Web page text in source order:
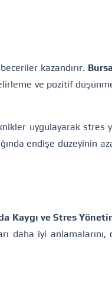
kazandırır.
ve pozitif
uygulayarak stres
endişe düzeyinin
Kaygı ve Stres
daha iyi anlamalarını,